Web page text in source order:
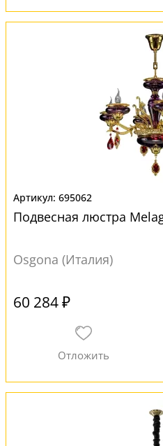
695062
Подвесная люстра
Osgona (Италия)
60 284 ₽